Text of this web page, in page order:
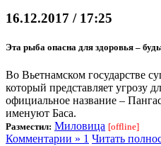
16.12.2017 / 17:25
Эта рыба опасна для здоровья –
Во Вьетнамском государстве
который представляет угрозу
официальное название –
именуют Баса.
Разместил: Миловица [offline]
Комментарии » 1 Читать